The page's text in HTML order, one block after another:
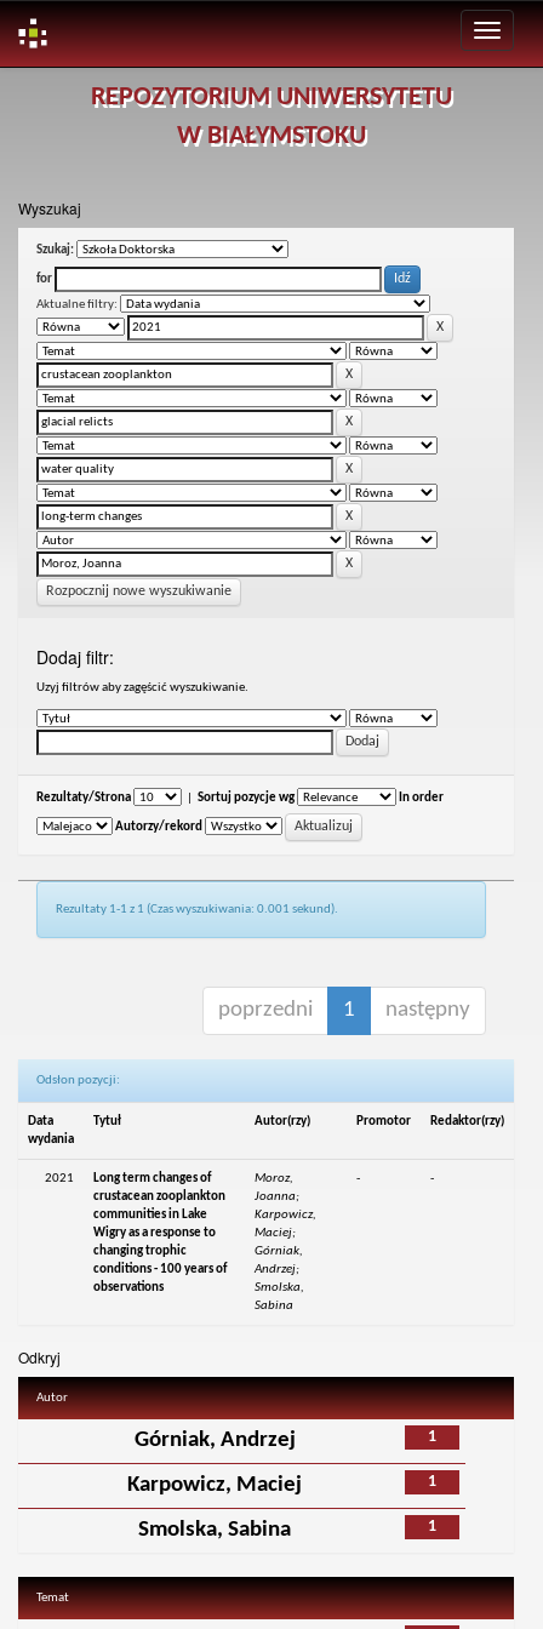
REPOZYTORIUM UNIWERSYTETU
W BIAŁYMSTOKU
Wyszukaj
Szukaj:
for
Aktualne filtry:
Rozpocznij nowe wyszukiwanie
Dodaj filtr:
Uzyj filtrów aby zagęścić wyszukiwanie.
Rezultaty/Strona Sortuj pozycje wg In order
Autorzy/rekord
Rezultaty 1-1 z 1 (Czas wyszukiwania: 0.001 sekund).
poprzedni 1 następny
Odsłon pozycji:
Data
wydania
Tytuł Autor(rzy) Promotor Redaktor(rzy)
2021
Long term changes of
crustacean zooplankton
communities in Lake
Wigry as a response to
changing trophic
conditions - 100 years of
observations
Moroz,
Joanna;
Karpowicz,
Maciej;
Górniak,
Andrzej;
Smolska,
Sabina
- -
Odkryj
Autor
1
Górniak, Andrzej
1
Karpowicz, Maciej
1
Smolska, Sabina
Temat